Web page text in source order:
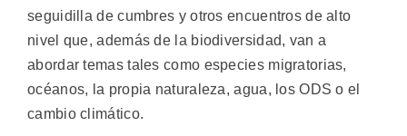
seguidilla de cumbres y otros encuentros de alto
nivel que, además de la biodiversidad, van a
abordar temas tales como especies migratorias,
océanos, la propia naturaleza, agua, los ODS o el
cambio climático.